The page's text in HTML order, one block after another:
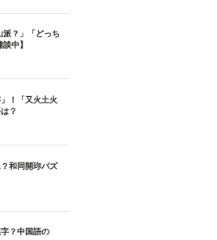
派？」「どっち
中】
！「又火土火
？
？和同開珎パズ
？中国語の